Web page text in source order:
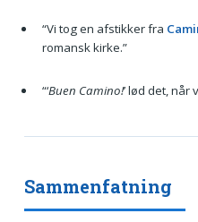
“Vi tog en afstikker fra
romansk kirke.”
“‘Buen Camino!’ lød det, når
Sammenfatning